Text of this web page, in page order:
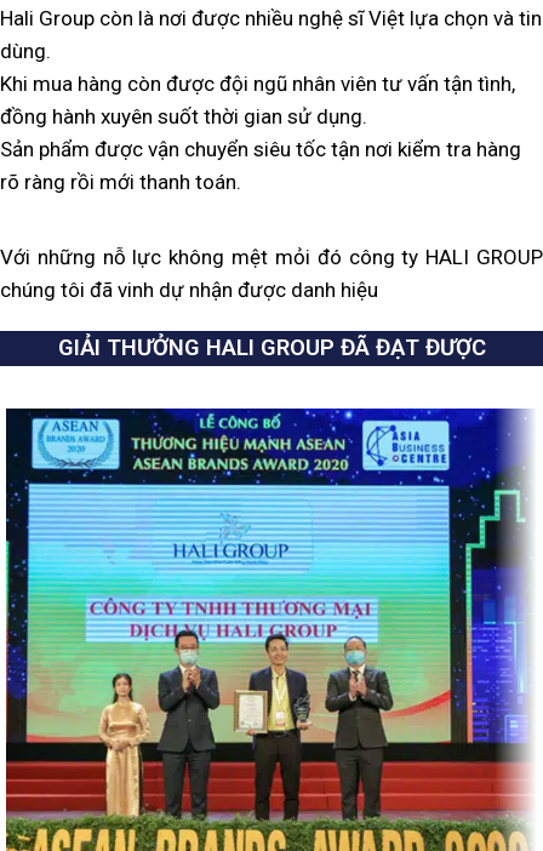
Hali Group còn là nơi được nhiều nghệ sĩ Việt lựa chọn và tin
dùng.
Khi mua hàng còn được đội ngũ nhân viên tư vấn tận tình,
đồng hành xuyên suốt thời gian sử dụng.
Sản phẩm được vận chuyển siêu tốc tận nơi kiểm tra hàng
rõ ràng rồi mới thanh toán.
Với những nỗ lực không mệt mỏi đó công ty HALI GROUP
chúng tôi đã vinh dự nhận được danh hiệu
GIẢI THƯỞNG HALI GROUP ĐÃ ĐẠT ĐƯỢC